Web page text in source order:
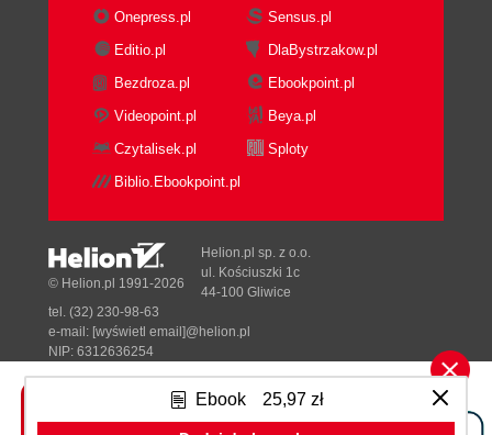
6.5. ABC copywritingu. Jak zwiększyć
reklamowe i płatności klientów (203)
7.2. Rozliczenia i metody płatności (205)
Ebook 25,97 zł
Onepress.pl
Sensus.pl
Editio.pl
DlaBystrzakow.pl
Bezdroza.pl
Ebookpoint.pl
Videopoint.pl
Beya.pl
Czytalisek.pl
Sploty
Biblio.Ebookpoint.pl
Tonik.pl
© Helion.pl 1991-2026
Helion.pl sp. z o.o.
ul. Kościuszki 1c
44-100 Gliwice
tel. (32) 230-98-63
e-mail: [wyświetl email]@helion.pl
NIP: 6312636254